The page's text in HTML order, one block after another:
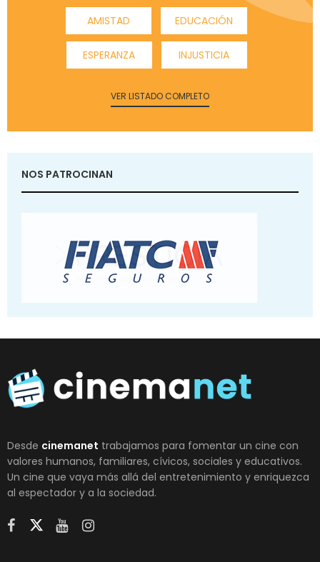
AMISTAD EDUCACIÓN
ESPERANZA INJUSTICIA
VER LISTADO COMPLETO
NOS PATROCINAN
Desde cinemanet trabajamos para fomentar un cine con
valores humanos, familiares, cívicos, sociales y educativos.
Un cine que vaya más allá del entretenimiento y enriquezca
al espectador y a la sociedad.